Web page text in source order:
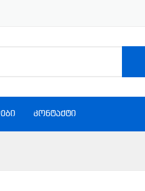
ᲙᲝᲜᲢᲐᲥᲢᲘ